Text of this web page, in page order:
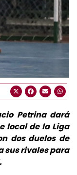
Petrina dará
local de la Liga
dos duelos de
sus rivales para